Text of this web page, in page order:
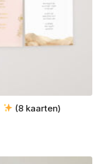
(8 kaarten)